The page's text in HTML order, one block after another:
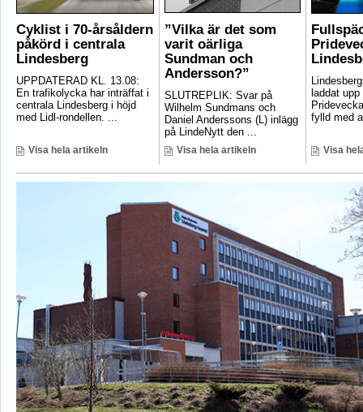
Cyklist i 70-årsåldern
påkörd i centrala
Lindesberg
UPPDATERAD KL. 13.08:
En trafikolycka har inträffat i
centrala Lindesberg i höjd
med Lidl-rondellen. ...
Visa hela artikeln
”Vilka är det som
varit oärliga
Sundman och
Andersson?”
SLUTREPLIK: Svar på
Wilhelm Sundmans och
Daniel Anderssons (L) inlägg
på LindeNytt den ...
Visa hela artikeln
laddat
fylld med
Visa